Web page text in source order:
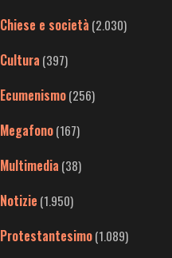
Chiese e società (2.030)
Cultura (397)
Ecumenismo(256)
Megafono(167)
Multimedia (38)
Notizie (1.950)
Protestantesimo(1.089)